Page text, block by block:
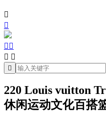


 
 

220 Louis vuitton
休闲运动文化百搭